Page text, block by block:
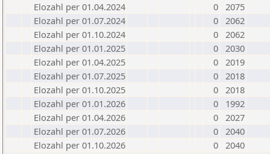
Elozahl per 01.04.2024
0 2075
Elozahl per 01.07.2024
0 2062
Elozahl per 01.10.2024
0 2062
Elozahl per 01.01.2025
0 2030
Elozahl per 01.04.2025
0 2019
Elozahl per 01.07.2025
0 2018
Elozahl per 01.10.2025
0 2018
Elozahl per 01.01.2026
0
1992
Elozahl per 01.04.2026
0 2027
Elozahl per 01.07.2026
0 2040
Elozahl per 01.10.2026
0 2040